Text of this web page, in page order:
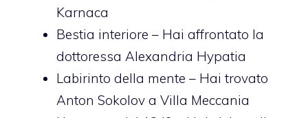
Karnaca
Bestia interiore – Hai affrontato la
dottoressa Alexandria Hypatia
Labirinto della mente – Hai trovato
Anton Sokolov a Villa Meccania